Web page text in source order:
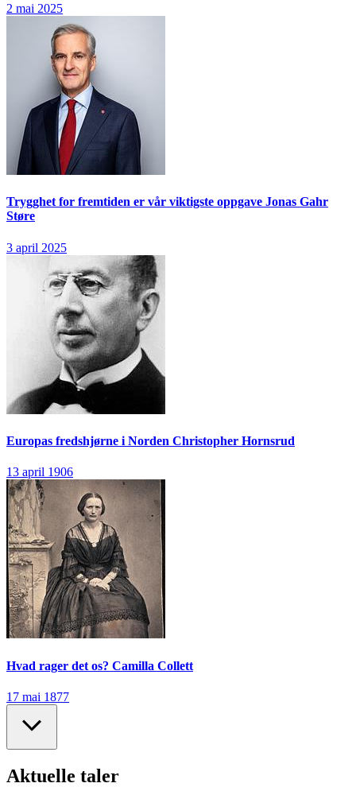
2 mai 2025
Trygghet for fremtiden er vår viktigste oppgave Jonas Gahr
Støre
3 april 2025
Europas fredshjørne i Norden Christopher Hornsrud
13 april 1906
Hvad rager det os? Camilla Collett
17 mai 1877
Aktuelle taler